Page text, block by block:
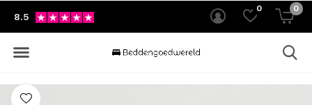
0 0
8.5